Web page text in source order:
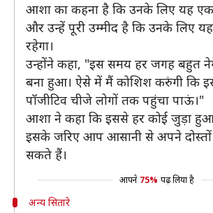
आशा का कहना है कि उनके लिए यह एक
और उन्हें पूरी उम्मीद है कि उनके लिए
रहेगा।
उन्होंने कहा, "इस समय हर जगह बहुत
बना हुआ। ऐसे में मैं कोशिश करुंगी कि
पॉजीटिव चीजे लोगों तक पहुंचा पाऊं।"
आशा ने कहा कि इससे हर कोई जुड़ा
इसके जरिए आप आसानी से अपने
सकते हैं।
आपने 75% पढ़ लिया है
अन्य सितारे